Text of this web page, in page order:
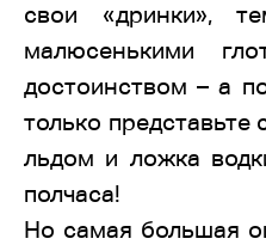
свои «дринки»,
малюсенькими
достоинством – а
только представьте
льдом и ложка
полчаса!
Но самая большая